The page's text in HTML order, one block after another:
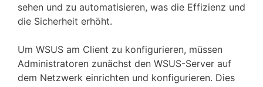
sehen und zu automatisieren, was die Effizienz und
die Sicherheit erhöht.
Um WSUS am Client zu konfigurieren, müssen
Administratoren zunächst den WSUS-Server auf
dem Netzwerk einrichten und konfigurieren. Dies